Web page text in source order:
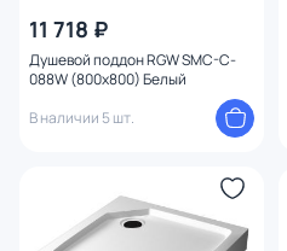
11 718 ₽
Душевой поддон RGW SMC-C-
088W (800x800) Белый
В наличии 5 шт.
Бренд
Стиль
Материал